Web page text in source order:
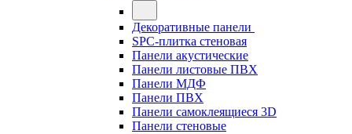
Декоративные панели
SPC-плитка стеновая
Панели акустические
Панели листовые ПВХ
Панели МДФ
Панели ПВХ
Панели самоклеящиеся 3D
Панели стеновые